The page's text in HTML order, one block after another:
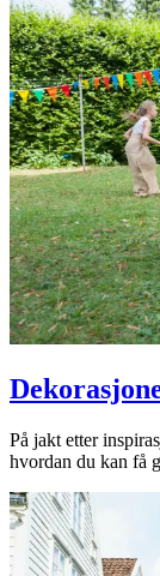
På jakt etter
hvordan du kan få